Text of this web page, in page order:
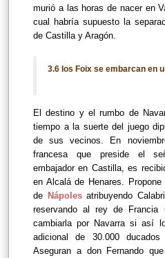
murió a las horas de nacer en
cual habría supuesto la
de Castilla y Aragón.
3.6 los Foix se embarcan en
El destino y el rumbo de
tiempo a la suerte del juego
de sus vecinos. En
francesa que preside el
embajador en Castilla, es
en Alcalá de Henares.
de Nápoles atribuyendo
reservando al rey de Francia
cambiarla por Navarra si así
adicional de 30.000
Aseguran a don Fernando